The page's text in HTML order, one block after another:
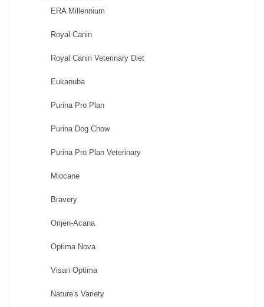
ERA Millennium
Royal Canin
Royal Canin Veterinary Diet
Eukanuba
Purina Pro Plan
Purina Dog Chow
Purina Pro Plan Veterinary
Miocane
Bravery
Orijen-Acana
Optima Nova
Visan Optima
Nature's Variety